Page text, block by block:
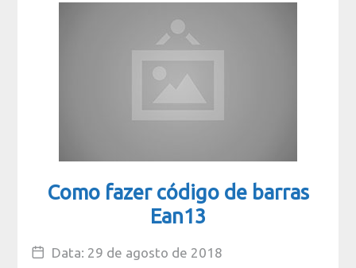
Como fazer código de barras
Ean13
Data: 29 de agosto de 2018